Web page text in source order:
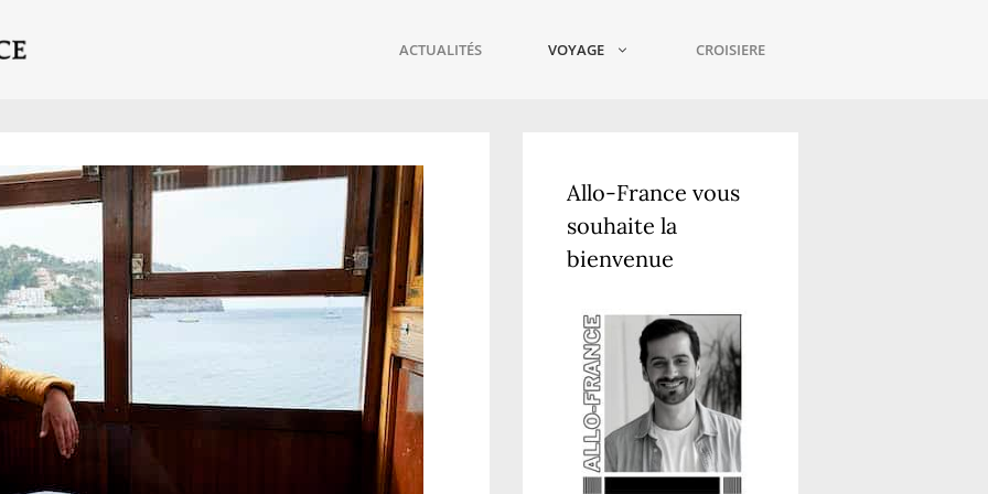
ACTUALITÉS VOYAGE CROISIERE
Allo-France vous
souhaite la
bienvenue